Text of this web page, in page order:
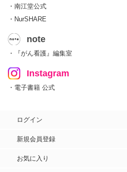
・南江堂公式
・NurSHARE
note
・『がん看護』編集室
Instagram
・電子書籍 公式
ログイン
新規会員登録
お気に入り